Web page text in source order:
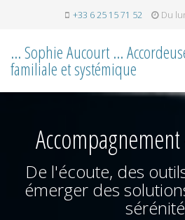
+33 6 25 15 71 52 Du
... Sophie Aucourt ...
familiale et systémique
De l'écoute, des
émerger des